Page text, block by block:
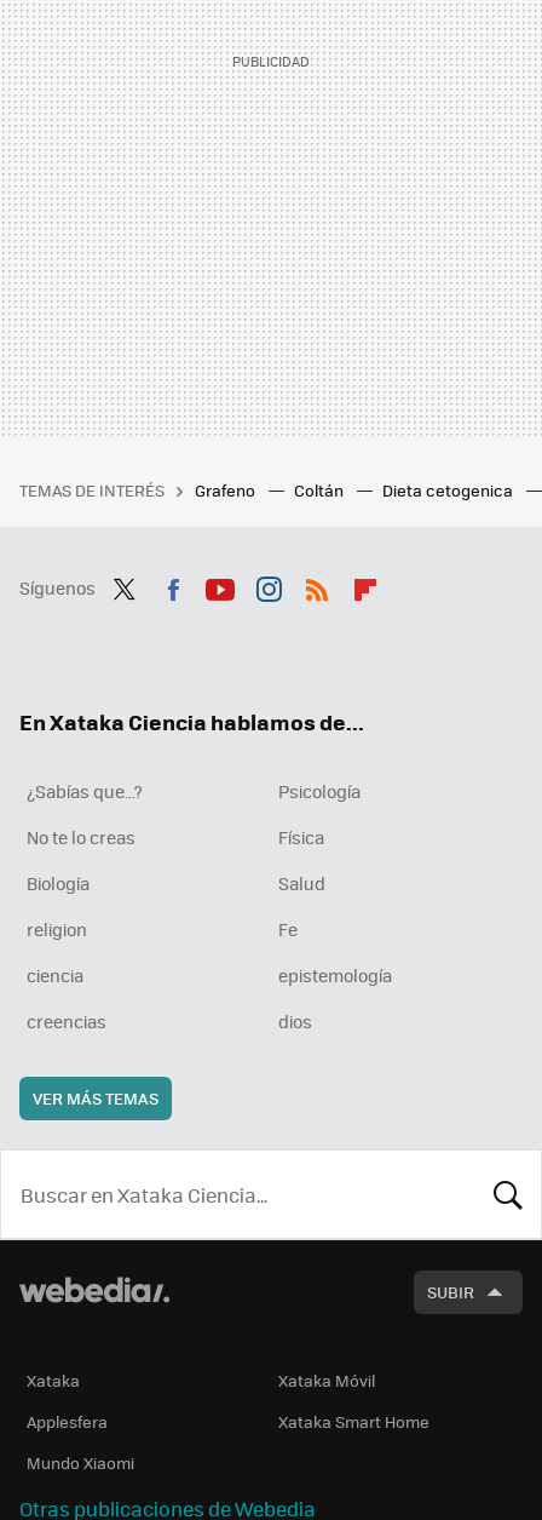
TEMAS DE INTERÉS Grafeno Coltán Dieta cetogenica
Síguenos
En Xataka Ciencia hablamos de...
¿Sabías que...?
Psicología
No te lo creas
Física
Biología
Salud
religion
Fe
ciencia
epistemología
creencias
dios
VER MÁS TEMAS
SUBIR
Xataka
Xataka Móvil
Applesfera
Xataka Smart Home
Mundo Xiaomi
Otras publicaciones de Webedia